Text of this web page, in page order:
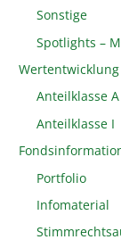
Sonstige
Spotlights –
Wertentwicklung
Anteilklasse A
Anteilklasse I
Portfolio
Infomaterial